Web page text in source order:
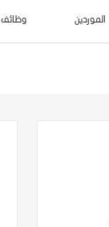
الموردين وظائف